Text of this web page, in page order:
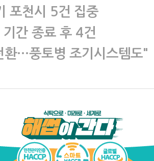
포천시 5건 집중
간 종료 후 4건
환…풍토병 조기시스템도"